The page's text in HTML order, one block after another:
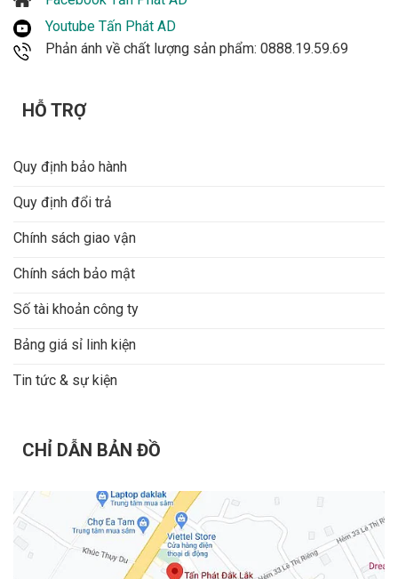
Youtube Tấn Phát AD
Phản ánh về chất lượng sản phẩm: 0888.19.59.69
HỖ TRỢ
Quy định bảo hành
Quy định đổi trả
Chính sách giao vận
Chính sách bảo mật
Số tài khoản công ty
Bảng giá sỉ linh kiện
Tin tức & sự kiện
CHỈ DẪN BẢN ĐỒ